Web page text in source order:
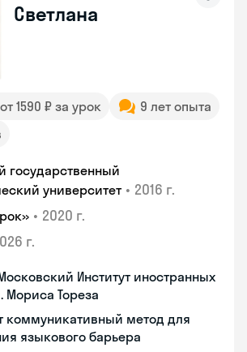
Светлана
от 1590 ₽ за урок
9 лет опыта
государственный
университет • 2016 г.
• 2020 г.
г.
Институт иностранных
Мориса Тореза
коммуникативный метод для
языкового барьера